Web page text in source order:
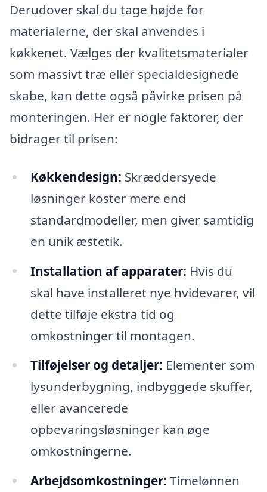
Derudover skal du tage højde for
materialerne, der skal anvendes i
køkkenet. Vælges der kvalitetsmaterialer
som massivt træ eller specialdesignede
skabe, kan dette også påvirke prisen på
monteringen. Her er nogle faktorer, der
bidrager til prisen:
Køkkendesign: Skræddersyede
løsninger koster mere end
standardmodeller, men giver samtidig
en unik æstetik.
Installation af apparater: Hvis du
skal have installeret nye hvidevarer, vil
dette tilføje ekstra tid og
omkostninger til montagen.
Tilføjelser og detaljer: Elementer som
lysunderbygning, indbyggede skuffer,
eller avancerede
opbevaringsløsninger kan øge
omkostningerne.
Arbejdsomkostninger: Timelønnen